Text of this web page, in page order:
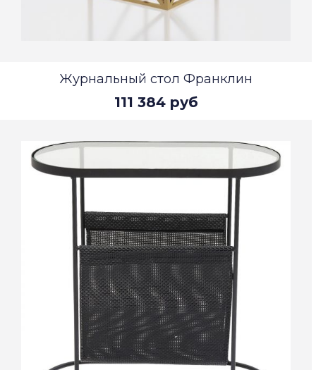
Журнальный стол Франклин
111 384 руб